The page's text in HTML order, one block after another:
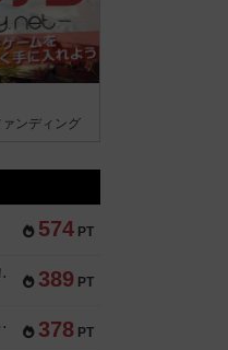
ンディング
574 PT
389 PT
リカ
378 PT
ブラー